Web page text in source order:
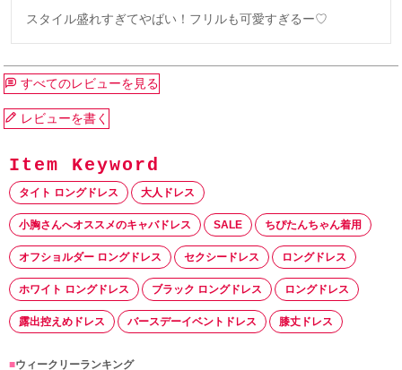
スタイル盛れすぎてやばい！フリルも可愛すぎるー♡
すべてのレビューを見る
レビューを書く
タイト ロングドレス 大人ドレス
小胸さんへオススメのキャバドレス SALE ちぴたんちゃん着用
オフショルダー ロングドレス セクシードレス ロングドレス
ホワイト ロングドレス ブラック ロングドレス ロングドレス
露出控えめドレス バースデーイベントドレス 膝丈ドレス
■ウィークリーランキング